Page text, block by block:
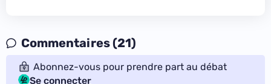
Commentaires (21)
Abonnez-vous pour prendre part au débat
Se connecter